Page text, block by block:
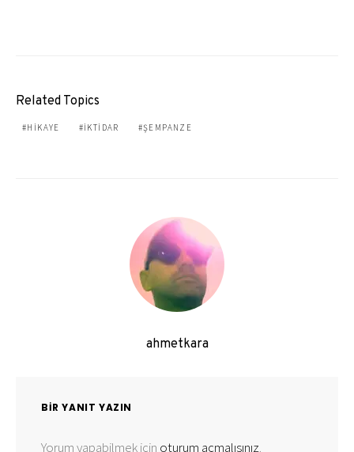
Related Topics
HIKAYE IKTIDAR ŞEMPANZE
ahmetkara
BIR YANIT YAZIN
Yorum yapabilmek için oturum açmalısınız.